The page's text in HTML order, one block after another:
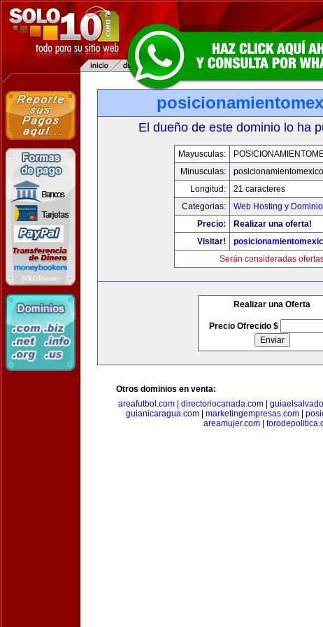
El dueño de este dominio lo ha
Mayusculas:
Minusculas:
Longitud:
21 caracteres
Categorias:
Web Hosting y
Precio:
Realizar una oferta!
Visitar!
Serán consideradas
Realizar una Oferta
Precio Ofrecido $
Otros dominios en venta:
areafutbol.com
directoriocanada.com
guianicaragua.com
marketingempresas.com
areamujer.com